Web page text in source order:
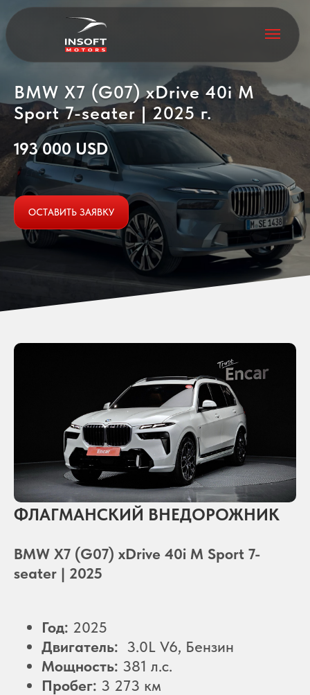
BMW X7 (G07) ​​xDrive 40i M
Sport 7-seater | 2025 г.
193 000 USD
ОСТАВИТЬ ЗАЯВКУ
ФЛАГМАНСКИЙ ВНЕДОРОЖНИК
BMW X7 (G07) ​​xDrive 40i M Sport 7-
seater | 2025
Год: 2025
Двигатель: 3.0L V6, Бензин
Мощность: 381 л.с.
Пробег: 3 273 км